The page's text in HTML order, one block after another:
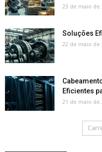
23 de maio de
Soluções
22 de maio de
Eficientes
21 de maio de